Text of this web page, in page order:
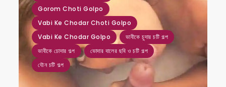
Gorom Choti Golpo
Vabi Ke Chodar Choti Golpo
Vabi Ke Chodar Golpo ভাবীকে চুদার চটি গল্প
ভাবীকে চোদার গল্প ভোদার বালের ছবি ও চটি গল্প
যৌন চটি গল্প